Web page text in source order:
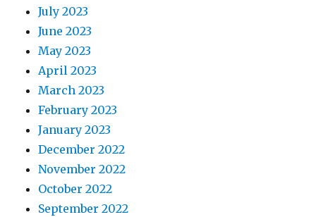
July 2023
June 2023
May 2023
April 2023
March 2023
February 2023
January 2023
December 2022
November 2022
October 2022
September 2022